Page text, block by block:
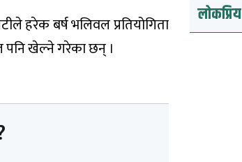
हरेक बर्ष भलिवल प्रतियोगिता
खेल्ने गरेका छन् ।
लोकप्रिय